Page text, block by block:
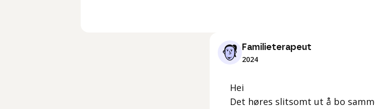
Familieterapeut
2024
Hei
Det høres slitsomt ut å bo